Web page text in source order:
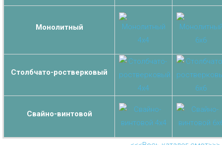
Монолитный
Столбчато-ростверковый
Свайно-винтовой